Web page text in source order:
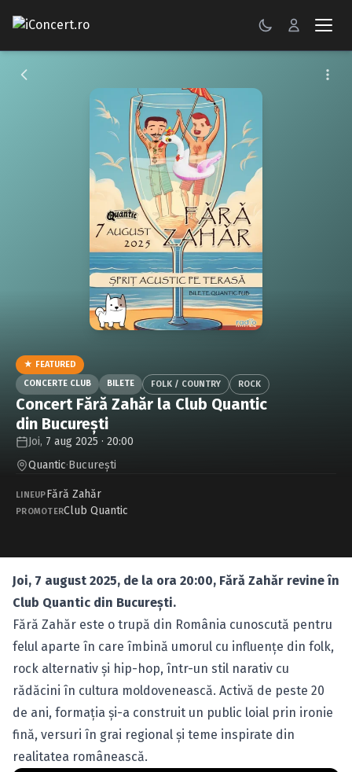
CONCERTE
Caută în site...
★ FEATURED
CONCERTE CLUB
BILETE FOLK / COUNTRY ROCK
Concert Fără Zahăr la Club Quantic
din București
Joi, 7 aug 2025 · 20:00
Quantic·Bucureşti
LINEUPFără Zahăr
PROMOTERClub Quantic
Joi, 7 august 2025, de la ora 20:00, Fără Zahăr revine în
Club Quantic din București.
Fără Zahăr este o trupă din România cunoscută pentru
felul aparte în care îmbină umorul cu influențe din folk,
rock alternativ și hip-hop, într-un stil narativ cu
rădăcini în cultura moldovenească. Activă de peste 20
de ani, formația și-a construit un public loial prin ironie
fină, versuri în grai regional și teme inspirate din
realitatea românească.